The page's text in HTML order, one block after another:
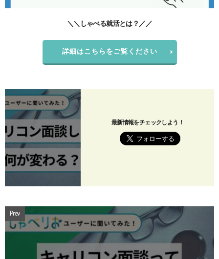
＼＼しゃべる就活とは？／／
詳細はこちらをご覧ください
最新情報をチェックしよう！
Prev